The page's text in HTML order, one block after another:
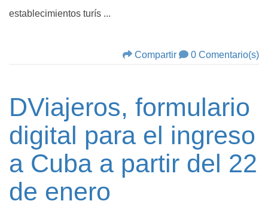
establecimientos turís ...
Compartir 0 Comentario(s)
DViajeros, formulario
digital para el ingreso
a Cuba a partir del 22
de enero